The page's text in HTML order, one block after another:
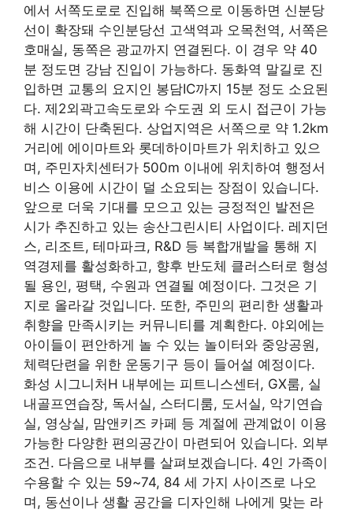
에서 서쪽도로로 진입해 북쪽으로 이동하면 신분당
선이 확장돼 수인분당선 고색역과 오목천역, 서쪽은
호매실, 동쪽은 광교까지 연결된다. 이 경우 약 40
분 정도면 강남 진입이 가능하다. 동화역 말길로 진
입하면 교통의 요지인 봉담IC까지 15분 정도 소요된
다. 제2외곽고속도로와 수도권 외 도시 접근이 가능
해 시간이 단축된다. 상업지역은 서쪽으로 약 1.2km
거리에 에이마트와 롯데하이마트가 위치하고 있으
며, 주민자치센터가 500m 이내에 위치하여 행정서
비스 이용에 시간이 덜 소요되는 장점이 있습니다.
앞으로 더욱 기대를 모으고 있는 긍정적인 발전은
시가 추진하고 있는 송산그린시티 사업이다. 레지던
스, 리조트, 테마파크, R&D 등 복합개발을 통해 지
역경제를 활성화하고, 향후 반도체 클러스터로 형성
될 용인, 평택, 수원과 연결될 예정이다. 그것은 기
지로 올라갈 것입니다. 또한, 주민의 편리한 생활과
취향을 만족시키는 커뮤니티를 계획한다. 야외에는
아이들이 편안하게 놀 수 있는 놀이터와 중앙공원,
체력단련을 위한 운동기구 등이 들어설 예정이다.
화성 시그니처H 내부에는 피트니스센터, GX룸, 실
내골프연습장, 독서실, 스터디룸, 도서실, 악기연습
실, 영상실, 맘앤키즈 카페 등 계절에 관계없이 이용
가능한 다양한 편의공간이 마련되어 있습니다. 외부
조건. 다음으로 내부를 살펴보겠습니다. 4인 가족이
수용할 수 있는 59~74, 84 세 가지 사이즈로 나오
며, 동선이나 생활 공간을 디자인해 나에게 맞는 라